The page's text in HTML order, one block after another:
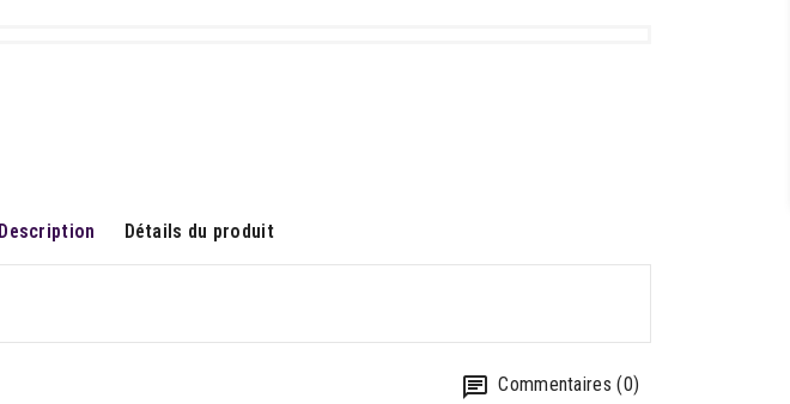
Description Détails du produit
Commentaires (0)